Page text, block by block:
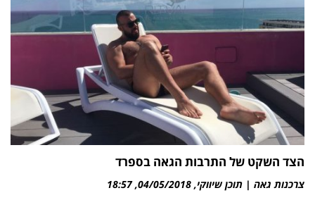
הצד השקט של התרבות הגאה בספרד
צרכנות גאה | תוכן שיווקי 04/05/2018
18:57